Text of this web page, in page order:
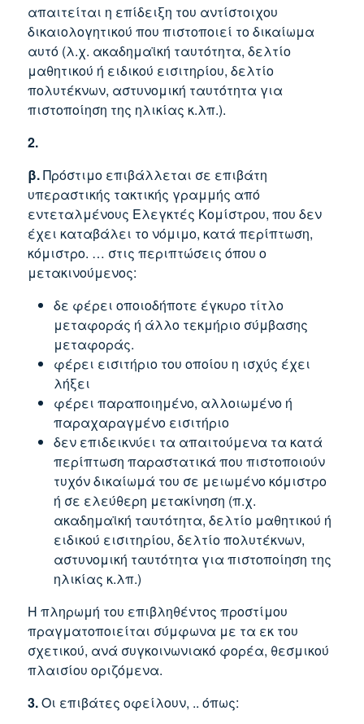
απαιτείται η επίδειξη του αντίστοιχου
δικαιολογητικού που πιστοποιεί το δικαίωμα
αυτό (λ.χ. ακαδημαϊκή ταυτότητα, δελτίο
μαθητικού ή ειδικού εισιτηρίου, δελτίο
πολυτέκνων, αστυνομική ταυτότητα για
πιστοποίηση της ηλικίας κ.λπ.).
2.
β.Πρόστιμο επιβάλλεται σε επιβάτη
υπεραστικής τακτικής γραμμής από
εντεταλμένους Ελεγκτές Κομίστρου, που δεν
έχει καταβάλει το νόμιμο, κατά περίπτωση,
κόμιστρο. … στις περιπτώσεις όπου ο
μετακινούμενος:
δε φέρει οποιοδήποτε έγκυρο τίτλο
μεταφοράς ή άλλο τεκμήριο σύμβασης
μεταφοράς.
φέρει εισιτήριο του οποίου η ισχύς έχει
λήξει
φέρει παραποιημένο, αλλοιωμένο ή
παραχαραγμένο εισιτήριο
δεν επιδεικνύει τα απαιτούμενα τα κατά
περίπτωση παραστατικά που πιστοποιούν
τυχόν δικαίωμά του σε μειωμένο κόμιστρο
ή σε ελεύθερη μετακίνηση (π.χ.
ακαδημαϊκή ταυτότητα, δελτίο μαθητικού ή
ειδικού εισιτηρίου, δελτίο πολυτέκνων,
αστυνομική ταυτότητα για πιστοποίηση της
ηλικίας κ.λπ.)
Η πληρωμή του επιβληθέντος προστίμου
πραγματοποιείται σύμφωνα με τα εκ του
σχετικού, ανά συγκοινωνιακό φορέα, θεσμικού
πλαισίου οριζόμενα.
3.Οι επιβάτες οφείλουν, .. όπως: